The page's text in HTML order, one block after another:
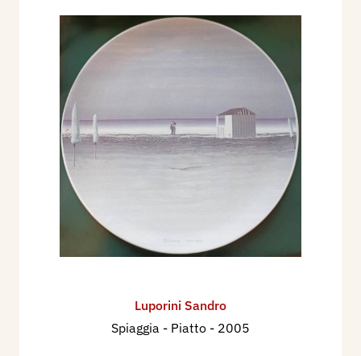
sguardo, Palazzo Ducale di Lucca, Mostra
Antologica, promossa dall'Amministrazione
Provinciale, a cura di Antonella Serafini (13
ottobre - 11 novembre), Mantova, Archivio, n. 9
novembre, p. 37.
2001 - Sandro Luporini. Consacrato tra i maggiori
artisti del secondo novecento dopo cinquant'anni
di rigoroso lavoro, Mantova, Archivio, n. 10
dicembre, p. 37.
2005 - Sandro Luporini, Metafisica del
quotidiano. Dipinti e opere grafiche, Pisa - Teatro
Archivio, n. 2 febbraio, p. 9.
2005 - Sandro Luporini, Metafisica del
Luporini Sandro
Spiaggia - Piatto - 2005